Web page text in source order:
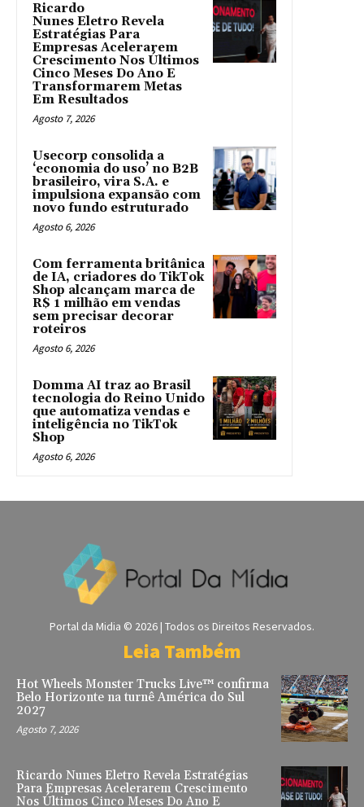
Ricardo
Nunes Eletro Revela
Estratégias Para
Empresas Acelerarem
Crescimento Nos Últimos
Cinco Meses Do Ano E
Transformarem Metas
Em Resultados
Agosto 7, 2026
Usecorp consolida a
‘economia do uso’ no B2B
brasileiro, vira S.A. e
impulsiona expansão com
novo fundo estruturado
Agosto 6, 2026
Com ferramenta britânica
de IA, criadores do TikTok
Shop alcançam marca de
R$ 1 milhão em vendas
sem precisar decorar
roteiros
Agosto 6, 2026
Domma AI traz ao Brasil
tecnologia do Reino Unido
que automatiza vendas e
inteligência no TikTok
Shop
Agosto 6, 2026
Portal da Midia © 2026 | Todos os Direitos Reservados.
Leia Também
Hot Wheels Monster Trucks Live™ confirma
Belo Horizonte na turnê América do Sul
2027
Agosto 7, 2026
Ricardo Nunes Eletro Revela Estratégias
Para Empresas Acelerarem Crescimento
Nos Últimos Cinco Meses Do Ano E